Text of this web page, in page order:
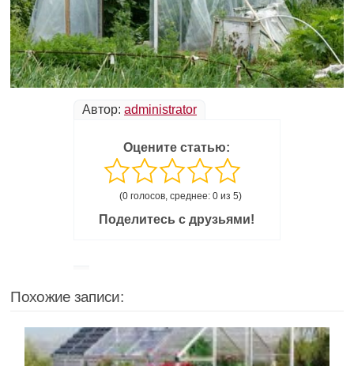
Автор: administrator
Оцените статью:
(0 голосов, среднее: 0 из 5)
Поделитесь с друзьями!
Похожие записи: